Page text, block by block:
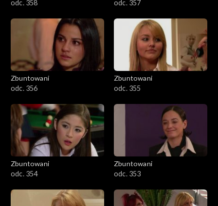
odc. 358 odc. 357
Zbuntowani
odc. 356
Zbuntowani
odc. 355
Zbuntowani
odc. 354
Zbuntowani
odc. 353